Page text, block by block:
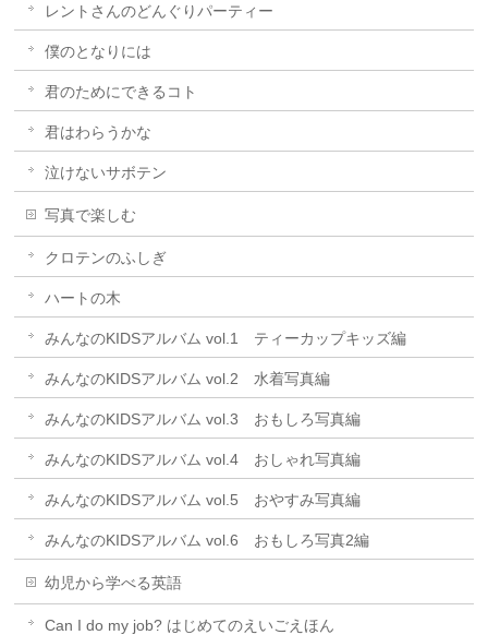
レントさんのどんぐりパーティー
僕のとなりには
君のためにできるコト
君はわらうかな
泣けないサボテン
写真で楽しむ
クロテンのふしぎ
ハートの木
みんなのKIDSアルバム vol.1 ティーカップキッズ編
みんなのKIDSアルバム vol.2 水着写真編
みんなのKIDSアルバム vol.3 おもしろ写真編
みんなのKIDSアルバム vol.4 おしゃれ写真編
みんなのKIDSアルバム vol.5 おやすみ写真編
みんなのKIDSアルバム vol.6 おもしろ写真2編
幼児から学べる英語
Can I do my job? はじめてのえいごえほん